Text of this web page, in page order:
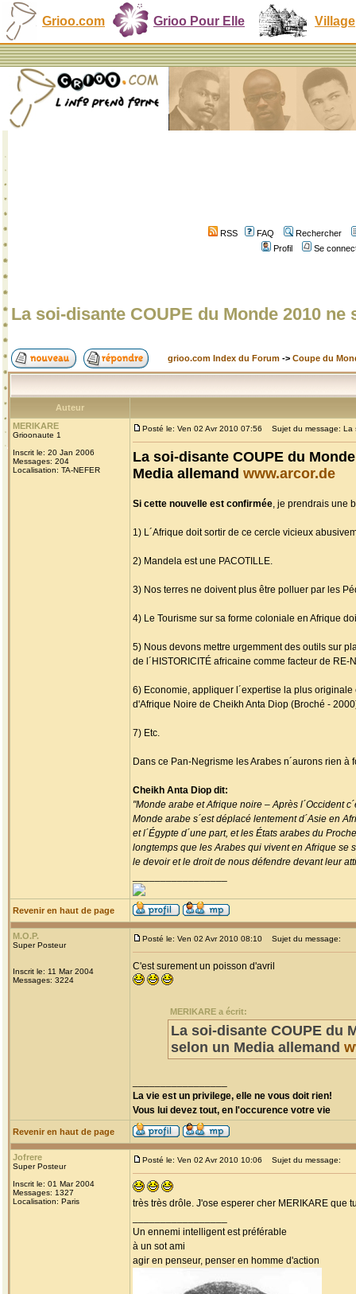
Grioo.com Grioo Pour Elle Village
RSS FAQ
Rechercher
Profil
Se
La soi-disante COUPE du Monde 2010 ne
grioo.com Index du Forum -> Coupe du
Auteur
MERIKARE
Grioonaute 1
Inscrit le: 20 Jan 2006
Messages: 204
Localisation: TA-NEFER
Posté le: Ven 02 Avr 2010 07:56 Sujet du message: La
La soi-disante COUPE du
Media allemand www.arcor.de
Si cette nouvelle est confirmée, je prendrais une
1) L´Afrique doit sortir de ce cercle vicieux
2) Mandela est une PACOTILLE.
3) Nos terres ne doivent plus être polluer par les
4) Le Tourisme sur sa forme coloniale en Afrique
5) Nous devons mettre urgemment des outils sur
de l´HISTORICITÉ africaine comme facteur de RE-
6) Economie, appliquer l´expertise la plus
d'Afrique Noire de Cheikh Anta Diop (Broché -
7) Etc.
Dans ce Pan-Negrisme les Arabes n´aurons rien à
Cheikh Anta Diop dit:
"Monde arabe et Afrique noire – Après l´Occident
Monde arabe s´est déplacé lentement d´Asie en
et l´Égypte d´une part, et les États arabes du
longtemps que les Arabes qui vivent en Afrique se
le devoir et le droit de nous défendre devant leur
Revenir en haut de page
M.O.P.
Super Posteur
Inscrit le: 11 Mar 2004
Messages: 3224
Posté le: Ven 02 Avr 2010 08:10 Sujet du message:
C'est surement un poisson d'avril
MERIKARE a écrit:
La soi-disante COUPE du
selon un Media allemand
La vie est un privilege, elle ne vous doit rien!
Vous lui devez tout, en l'occurence votre vie
Revenir en haut de page
Jofrere
Super Posteur
Inscrit le: 01 Mar 2004
Messages: 1327
Localisation: Paris
Posté le: Ven 02 Avr 2010 10:06 Sujet du message:
très très drôle. J'ose esperer cher MERIKARE que
Un ennemi intelligent est préférable
à un sot ami
agir en penseur, penser en homme d'action